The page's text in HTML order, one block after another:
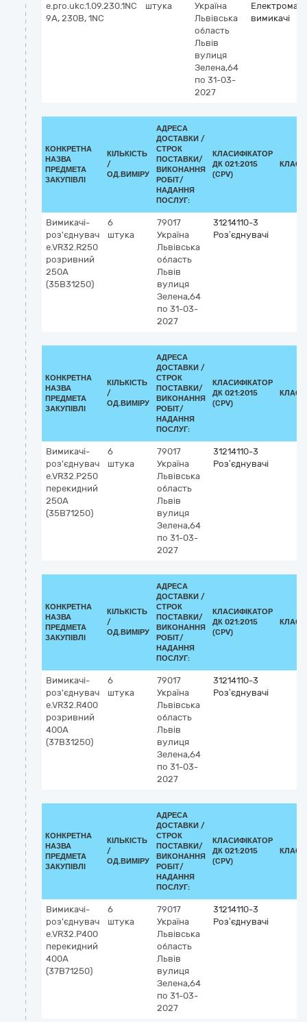
e.pro.ukc.1.09.230.1NС
9А, 230В, 1NС
штука
Україна
Львівська
область
Львів
вулиця
Зелена,64
по 31-03-
2027
вимикачі
КОНКРЕТНА
НАЗВА
ПРЕДМЕТА
ЗАКУПІВЛІ
КІЛЬКІСТЬ
/
ОД.ВИМІРУ
АДРЕСА
ДОСТАВКИ /
СТРОК
ПОСТАВКИ/
ВИКОНАННЯ
РОБІТ/
НАДАННЯ
ПОСЛУГ:
КЛАСИФІКАТОР
ДК 021:2015
(CPV)
Вимикачі-
роз'єднувач
e.VR32.R250
розривний
250А
(35В31250)
6
штука
79017
Україна
Львівська
область
Львів
вулиця
Зелена,64
по 31-03-
2027
31214110-3
Роз’єднувачі
КОНКРЕТНА
НАЗВА
ПРЕДМЕТА
ЗАКУПІВЛІ
КІЛЬКІСТЬ
/
ОД.ВИМІРУ
АДРЕСА
ДОСТАВКИ /
СТРОК
ПОСТАВКИ/
ВИКОНАННЯ
РОБІТ/
НАДАННЯ
ПОСЛУГ:
КЛАСИФІКАТОР
ДК 021:2015
(CPV)
Вимикачі-
роз'єднувач
e.VR32.P250
перекидний
250А
(35В71250)
6
штука
79017
Україна
Львівська
область
Львів
вулиця
Зелена,64
по 31-03-
2027
31214110-3
Роз’єднувачі
КОНКРЕТНА
НАЗВА
ПРЕДМЕТА
ЗАКУПІВЛІ
КІЛЬКІСТЬ
/
ОД.ВИМІРУ
АДРЕСА
ДОСТАВКИ /
СТРОК
ПОСТАВКИ/
ВИКОНАННЯ
РОБІТ/
НАДАННЯ
ПОСЛУГ:
КЛАСИФІКАТОР
ДК 021:2015
(CPV)
Вимикачі-
роз'єднувач
e.VR32.R400
розривний
400А
(37В31250)
6
штука
79017
Україна
Львівська
область
Львів
вулиця
Зелена,64
по 31-03-
2027
31214110-3
Роз’єднувачі
КОНКРЕТНА
НАЗВА
ПРЕДМЕТА
ЗАКУПІВЛІ
КІЛЬКІСТЬ
/
ОД.ВИМІРУ
АДРЕСА
ДОСТАВКИ /
СТРОК
ПОСТАВКИ/
ВИКОНАННЯ
РОБІТ/
НАДАННЯ
ПОСЛУГ:
КЛАСИФІКАТОР
ДК 021:2015
(CPV)
Вимикачі-
роз'єднувач
e.VR32.P400
перекидний
400А
(37В71250)
6
штука
79017
Україна
Львівська
область
Львів
вулиця
Зелена,64
по 31-03-
2027
31214110-3
Роз’єднувачі